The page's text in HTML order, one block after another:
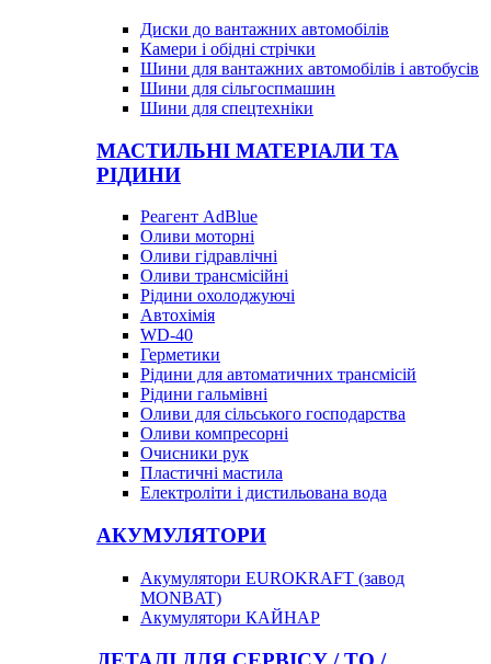
Диски до вантажних автомобілів
Камери і обідні стрічки
Шини для вантажних автомобілів і автобусів
Шини для сільгоспмашин
Шини для спецтехніки
МАСТИЛЬНІ МАТЕРІАЛИ ТА
РІДИНИ
Реагент AdBlue
Оливи моторні
Оливи гідравлічні
Оливи трансмісійні
Рідини охолоджуючі
Автохімія
WD-40
Герметики
Рідини для автоматичних трансмісій
Рідини гальмівні
Оливи для сільського господарства
Оливи компресорні
Очисники рук
Пластичні мастила
Електроліти і дистильована вода
АКУМУЛЯТОРИ
Акумулятори EUROKRAFT (завод
MONBAT)
Акумулятори КАЙНАР